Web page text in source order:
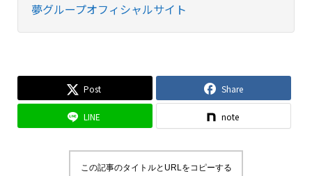
夢グループオフィシャルサイト
Post Share
LINE note
この記事のタイトルとURLをコピーする